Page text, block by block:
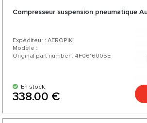
Problèmes et entretien du compresseur
Compresseur suspension pneumatique
Expéditeur : AEROPIK
Modèle :
Original part number : 4F0616005E
En stock
338.00 €